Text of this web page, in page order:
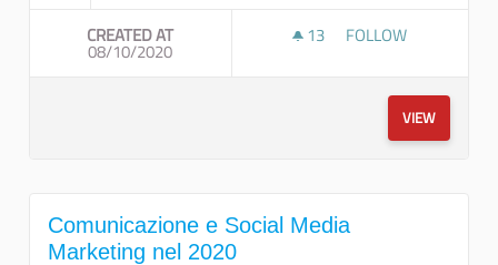
CREATED AT
08/10/2020
13 13 FOLLOWERS
FOLLOW
VIEW
Comunicazione e Social Media
Marketing nel 2020